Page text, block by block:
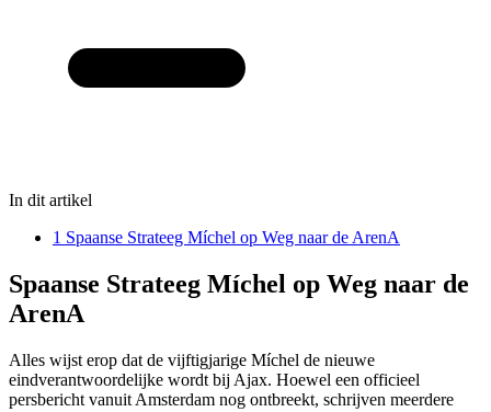
In dit artikel
1 Spaanse Strateeg Míchel op Weg naar de ArenA
Spaanse Strateeg Míchel op Weg naar de
ArenA
Alles wijst erop dat de vijftigjarige Míchel de nieuwe
eindverantwoordelijke wordt bij Ajax. Hoewel een officieel
persbericht vanuit Amsterdam nog ontbreekt, schrijven meerdere